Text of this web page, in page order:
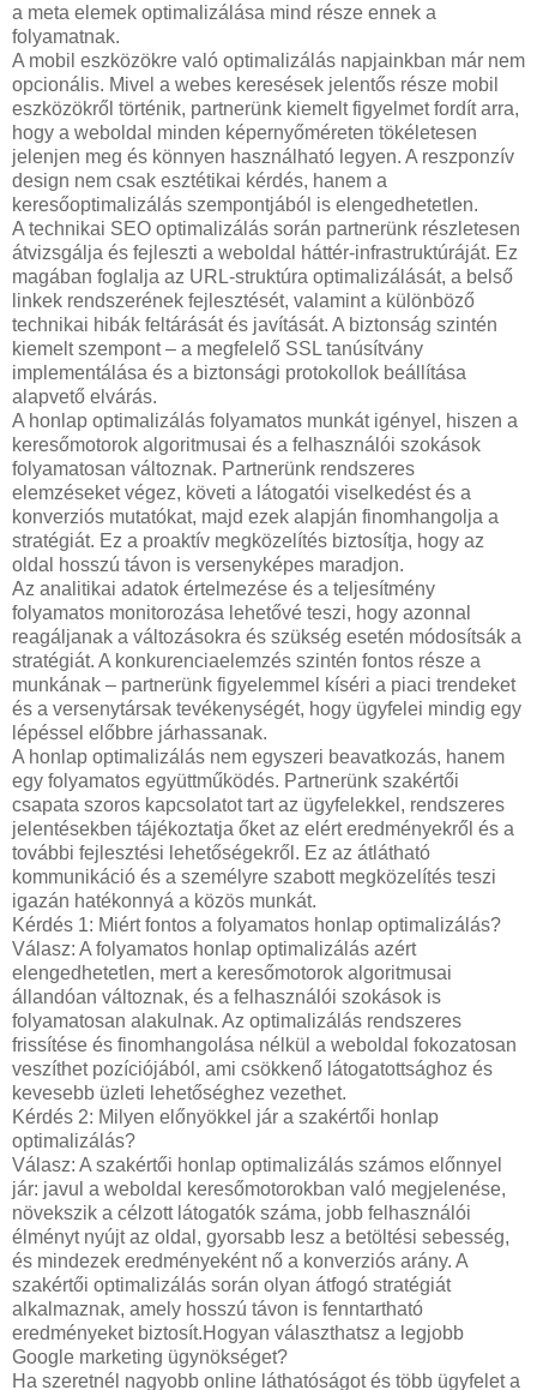
a meta elemek optimalizálása mind része ennek a
folyamatnak.
A mobil eszközökre való optimalizálás napjainkban már nem
opcionális. Mivel a webes keresések jelentős része mobil
eszközökről történik, partnerünk kiemelt figyelmet fordít arra,
hogy a weboldal minden képernyőméreten tökéletesen
jelenjen meg és könnyen használható legyen. A reszponzív
design nem csak esztétikai kérdés, hanem a
keresőoptimalizálás szempontjából is elengedhetetlen.
A technikai SEO optimalizálás során partnerünk részletesen
átvizsgálja és fejleszti a weboldal háttér-infrastruktúráját. Ez
magában foglalja az URL-struktúra optimalizálását, a belső
linkek rendszerének fejlesztését, valamint a különböző
technikai hibák feltárását és javítását. A biztonság szintén
kiemelt szempont – a megfelelő SSL tanúsítvány
implementálása és a biztonsági protokollok beállítása
alapvető elvárás.
A honlap optimalizálás folyamatos munkát igényel, hiszen a
keresőmotorok algoritmusai és a felhasználói szokások
folyamatosan változnak. Partnerünk rendszeres
elemzéseket végez, követi a látogatói viselkedést és a
konverziós mutatókat, majd ezek alapján finomhangolja a
stratégiát. Ez a proaktív megközelítés biztosítja, hogy az
oldal hosszú távon is versenyképes maradjon.
Az analitikai adatok értelmezése és a teljesítmény
folyamatos monitorozása lehetővé teszi, hogy azonnal
reagáljanak a változásokra és szükség esetén módosítsák a
stratégiát. A konkurenciaelemzés szintén fontos része a
munkának – partnerünk figyelemmel kíséri a piaci trendeket
és a versenytársak tevékenységét, hogy ügyfelei mindig egy
lépéssel előbbre járhassanak.
A honlap optimalizálás nem egyszeri beavatkozás, hanem
egy folyamatos együttműködés. Partnerünk szakértői
csapata szoros kapcsolatot tart az ügyfelekkel, rendszeres
jelentésekben tájékoztatja őket az elért eredményekről és a
további fejlesztési lehetőségekről. Ez az átlátható
kommunikáció és a személyre szabott megközelítés teszi
igazán hatékonnyá a közös munkát.
Kérdés 1: Miért fontos a folyamatos honlap optimalizálás?
Válasz: A folyamatos honlap optimalizálás azért
elengedhetetlen, mert a keresőmotorok algoritmusai
állandóan változnak, és a felhasználói szokások is
folyamatosan alakulnak. Az optimalizálás rendszeres
frissítése és finomhangolása nélkül a weboldal fokozatosan
veszíthet pozíciójából, ami csökkenő látogatottsághoz és
kevesebb üzleti lehetőséghez vezethet.
Kérdés 2: Milyen előnyökkel jár a szakértői honlap
optimalizálás?
Válasz: A szakértői honlap optimalizálás számos előnnyel
jár: javul a weboldal keresőmotorokban való megjelenése,
növekszik a célzott látogatók száma, jobb felhasználói
élményt nyújt az oldal, gyorsabb lesz a betöltési sebesség,
és mindezek eredményeként nő a konverziós arány. A
szakértői optimalizálás során olyan átfogó stratégiát
alkalmaznak, amely hosszú távon is fenntartható
eredményeket biztosít.Hogyan választhatsz a legjobb
Google marketing ügynökséget?
Ha szeretnél nagyobb online láthatóságot és több ügyfelet a